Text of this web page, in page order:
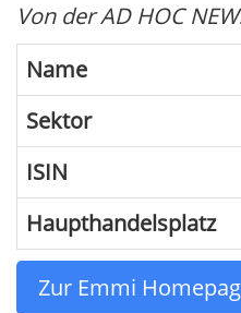
Von der AD HOC
Name
Sektor
ISIN
Haupthandelsplatz
Zur Emmi